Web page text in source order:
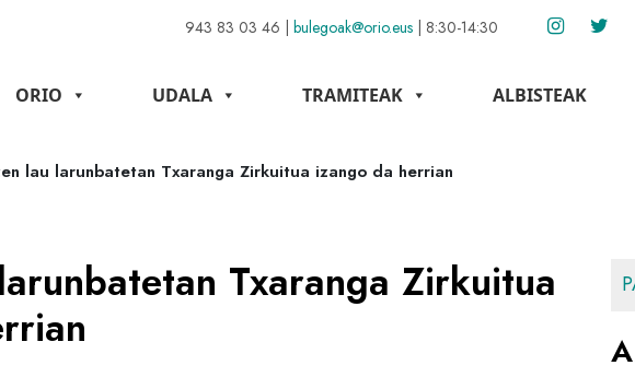
943 83 03 46 | bulegoak@orio.eus | 8:30-14:30
ORIO UDALA TRAMITEAK ALBISTEAK
lau larunbatetan Txaranga Zirkuitua izango da herrian
Txaranga Zirkuitua